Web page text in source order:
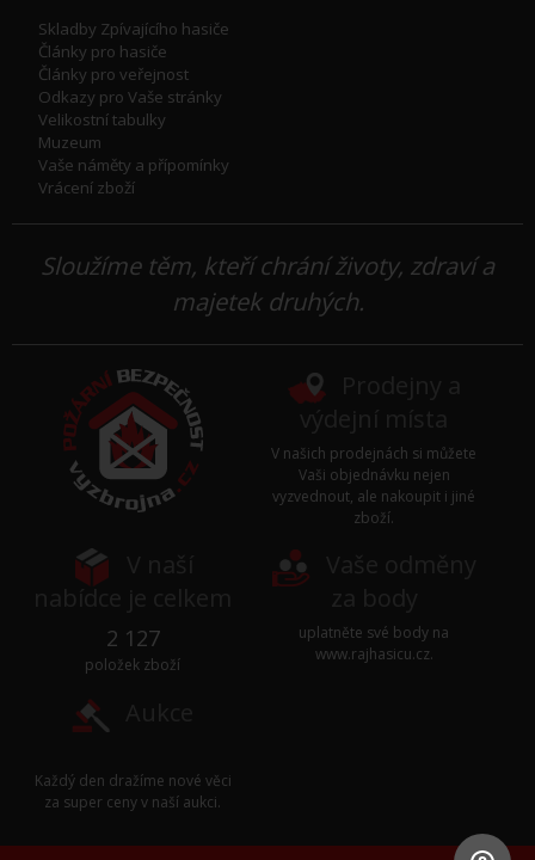
Skladby Zpívajícího hasiče
Články pro hasiče
Články pro veřejnost
Odkazy pro Vaše stránky
Velikostní tabulky
Muzeum
Vaše náměty a přípomínky
Vrácení zboží
Sloužíme těm, kteří chrání životy, zdraví a
majetek druhých.
V našich prodejnách si můžete
Vaši objednávku nejen
vyzvednout, ale nakoupit i jiné
zboží.
2 127
položek zboží
uplatněte své body na
www.rajhasicu.cz.
Každý den dražíme nové věci
za super ceny v naší aukci.